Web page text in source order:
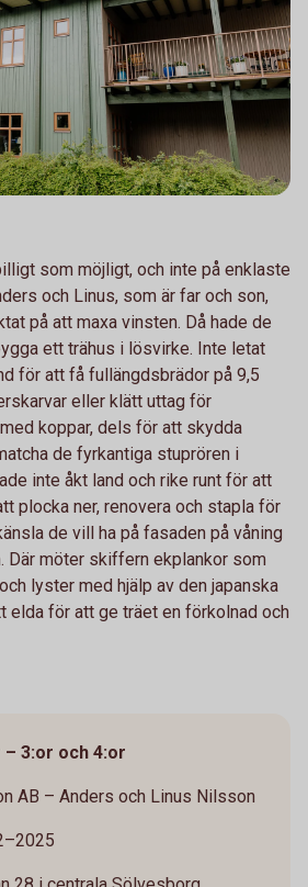
som möjligt, och inte på enklaste
och Linus, som är far och son,
på att maxa vinsten. Då hade de
ett trähus i lösvirke. Inte letat
för att få fullängdsbrädor på 9,5
eller klätt uttag för
koppar, dels för att skydda
de fyrkantiga stuprören i
inte åkt land och rike runt för att
plocka ner, renovera och stapla för
de vill ha på fasaden på våning
Där möter skiffern ekplankor som
lyster med hjälp av den japanska
elda för att ge träet en förkolnad och
3:or och 4:or
AB – Anders och Linus Nilsson